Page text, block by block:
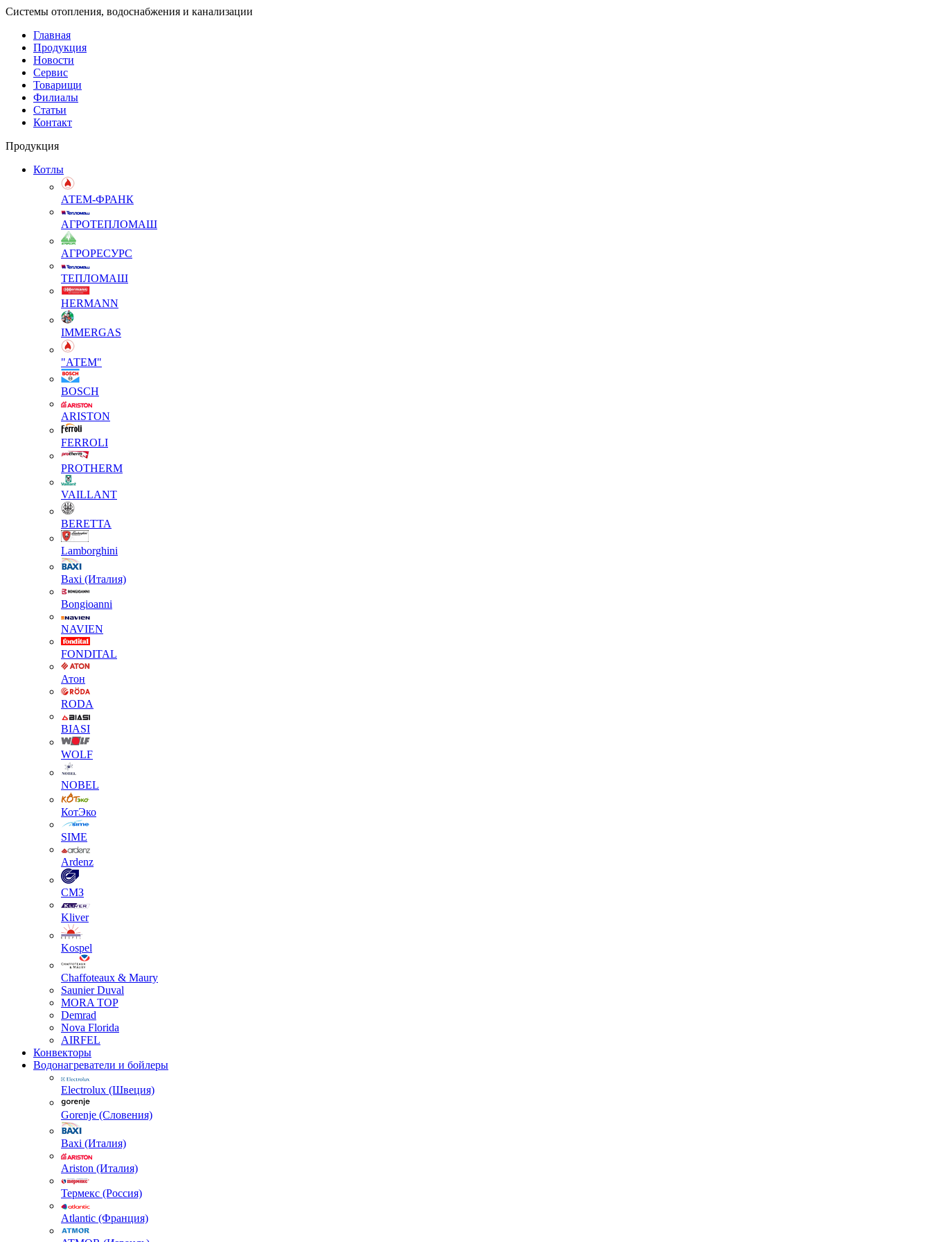
Системы отопления, водоснабжения и канализации
Главная
Продукция
Новости
Сервис
Товарищи
Филиалы
Статьи
Контакт
Продукция
Котлы
АТЕМ-ФРАНК
АГРОТЕПЛОМАШ
АГРОРЕСУРС
ТЕПЛОМАШ
HERMANN
IMMERGAS
"АТЕМ"
BOSCH
ARISTON
FERROLI
PROTHERM
VAILLANT
BERETTA
Lamborghini
Baxi (Италия)
Вongioanni
NAVIEN
FONDITAL
Атон
RODA
BIASI
WOLF
NOBEL
КотЭко
SIME
Ardenz
СМЗ
Kliver
Kospel
Chaffoteaux & Maury
Saunier Duval
MORA TOP
Demrad
Nova Florida
AIRFEL
Конвекторы
Водонагреватели и бойлеры
Electrolux (Швеция)
Gorenje (Словения)
Baxi (Италия)
Ariston (Италия)
Термекс (Россия)
Atlantic (Франция)